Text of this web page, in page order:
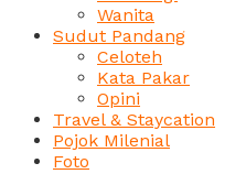
Wanita
Sudut Pandang
Celoteh
Kata Pakar
Opini
Travel & Staycation
Pojok Milenial
Foto